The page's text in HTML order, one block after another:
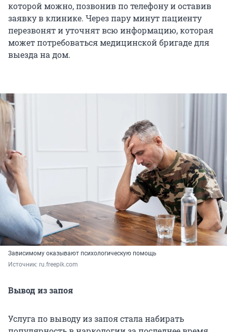
которой можно, позвонив по телефону и оставив
заявку в клинике. Через пару минут пациенту
перезвонят и уточнят всю информацию, которая
может потребоваться медицинской бригаде для
выезда на дом.
Зависимому оказывают психологическую помощь
Источник: ru.freepik.com
Вывод из запоя
Услуга по выводу из запоя стала набирать